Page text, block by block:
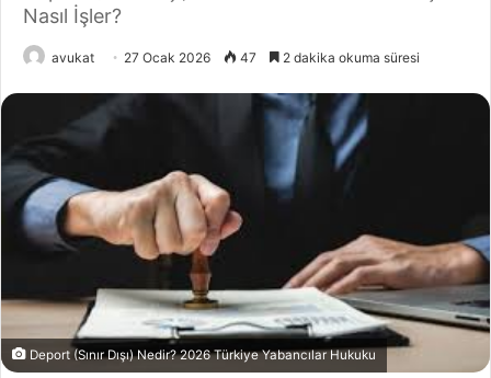
Nasıl İşler?
avukat 27 Ocak 2026 47 2 dakika okuma süresi
Deport (Sınır Dışı) Nedir? 2026 Türkiye Yabancılar Hukuku